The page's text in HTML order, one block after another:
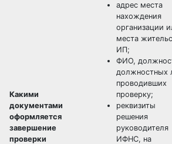
Какими
документами
оформляется
завершение
проверки
адрес места
нахождения
организации
места
ИП;
ФИО,
должностных
проводивших
проверку;
реквизиты
решения
руководителя
ИФНС, на